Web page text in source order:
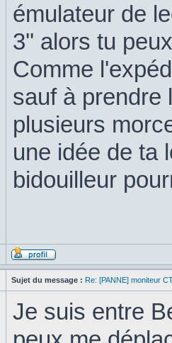
émulateur de
3'' alors tu
Comme
sauf à prendre
plusieurs
une idée de ta
bidouilleur
Sujet du message : Re: [PANNE] moniteur
Je suis entre